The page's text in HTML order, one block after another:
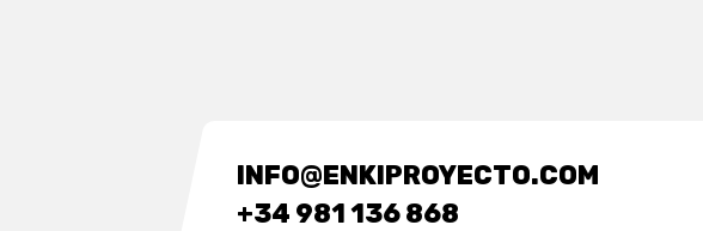
INFO@ENKIPROYECTO.COM
+34 981 136 868